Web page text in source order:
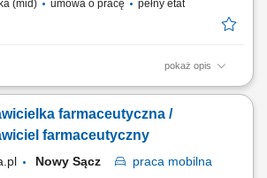
(mid) umowa o pracę pełny etat
pokaż opis
celów handlowych w aptekach
wizerunku marki oraz portfolio
terenie. Nawiązywanie oraz długofalowe
farmaceutyczna /
farmaceutyczny
Nowy Sącz praca mobilna